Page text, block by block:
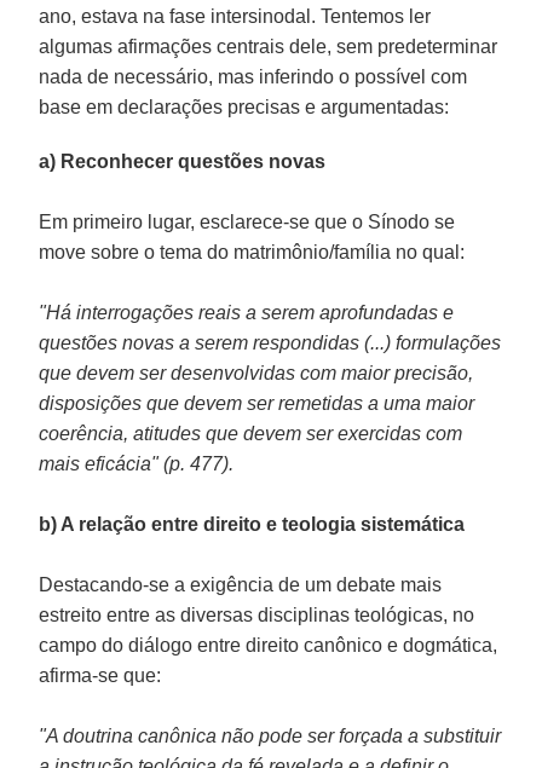
ano, estava na fase intersinodal. Tentemos ler
algumas afirmações centrais dele, sem predeterminar
nada de necessário, mas inferindo o possível com
base em declarações precisas e argumentadas:
a) Reconhecer questões novas
Em primeiro lugar, esclarece-se que o Sínodo se
move sobre o tema do matrimônio/família no qual:
"Há interrogações reais a serem aprofundadas e
questões novas a serem respondidas (...) formulações
que devem ser desenvolvidas com maior precisão,
disposições que devem ser remetidas a uma maior
coerência, atitudes que devem ser exercidas com
mais eficácia" (p. 477).
b) A relação entre direito e teologia sistemática
Destacando-se a exigência de um debate mais
estreito entre as diversas disciplinas teológicas, no
campo do diálogo entre direito canônico e dogmática,
afirma-se que:
"A doutrina canônica não pode ser forçada a substituir